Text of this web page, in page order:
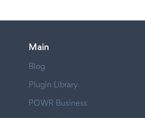
Main
Blog
Plugin Library
POWR Business